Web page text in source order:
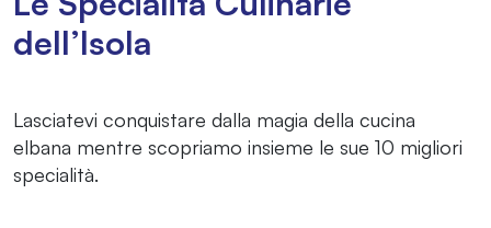
dell’Isola
Lasciatevi conquistare dalla magia della cucina
elbana mentre scopriamo insieme le sue 10 migliori
specialità.